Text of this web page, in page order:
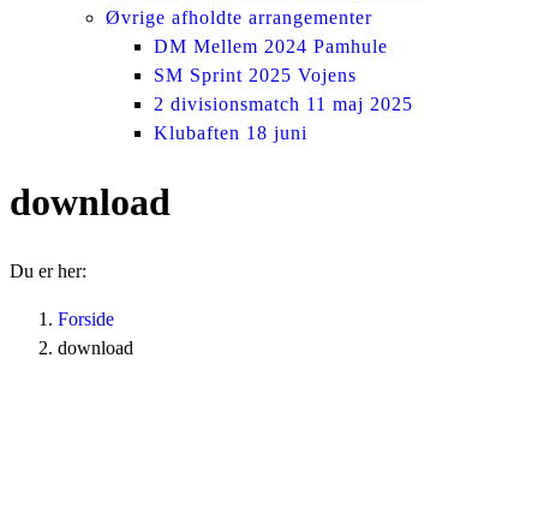
Øvrige afholdte arrangementer
DM Mellem 2024 Pamhule
SM Sprint 2025 Vojens
2 divisionsmatch 11 maj 2025
Klubaften 18 juni
download
Du er her:
Forside
download